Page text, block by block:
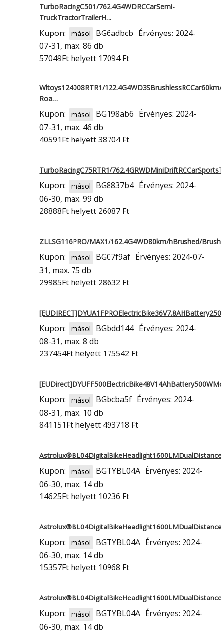
TurboRacingC501/762.4G4WDRCCarSemi-
TruckTractorTrailerH…
Kupon: másol BG6adbcb Érvényes: 2024-
07-31, max. 86 db
57049Ft helyett 17094 Ft
Wltoys124008RTR1/
Roa…
Kupon: másol BG198ab6 Érvényes: 2024-
07-31, max. 46 db
40591Ft helyett 38704 Ft
TurboRacingC75RTR1/
Kupon: másol BG8837b4 Érvényes: 2024-
06-30, max. 99 db
28888Ft helyett 26087 Ft
ZLLSG116PRO/MAX1/162.4G4WD80km/hBrushed/
Kupon: másol BG07f9af Érvényes: 2024-07-
31, max. 75 db
29985Ft helyett 28632 Ft
Kupon: másol BGbdd144 Érvényes: 2024-
08-31, max. 8 db
237454Ft helyett 175542 Ft
Kupon: másol BGbcba5f Érvényes: 2024-
08-31, max. 10 db
841151Ft helyett 493718 Ft
Kupon: másol BGTYBL04A Érvényes: 2024-
06-30, max. 14 db
14625Ft helyett 10236 Ft
Kupon: másol BGTYBL04A Érvényes: 2024-
06-30, max. 14 db
15357Ft helyett 10968 Ft
Kupon: másol BGTYBL04A Érvényes: 2024-
06-30, max. 14 db